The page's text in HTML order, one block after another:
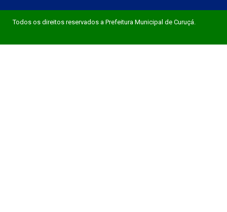
Todos os direitos reservados a Prefeitura Municipal de Curuçá.